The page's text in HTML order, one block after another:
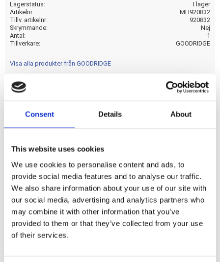
Consent Details About
This website uses cookies
We use cookies to personalise content and ads, to
provide social media features and to analyse our traffic.
We also share information about your use of our site with
our social media, advertising and analytics partners who
may combine it with other information that you’ve
provided to them or that they’ve collected from your use
of their services.
Lagerstatus
I lager
Artikelnr
MH920832
Tillv. artikelnr
920832
Skrymmande
Nej
Antal
1
Tillverkare
GOODRIDGE
Visa alla produkter från GOODRIDGE
Goodridge brake line kits.
Dela med dig
F
c
e
o
o
k
Omdömen
Du